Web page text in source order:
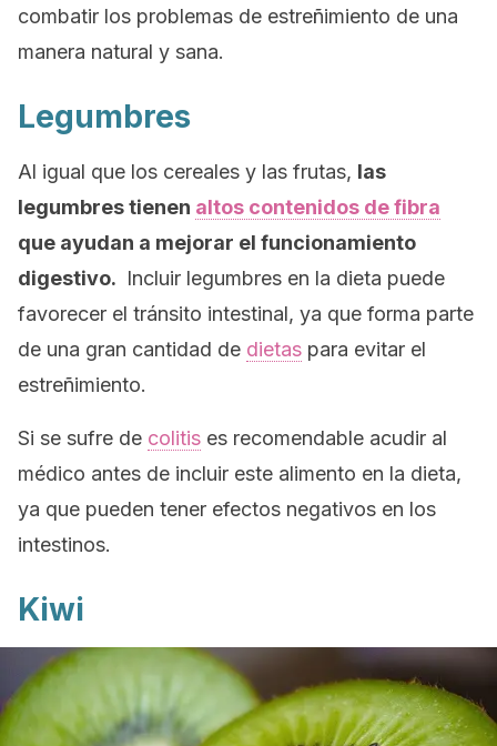
combatir los problemas de estreñimiento de una
manera natural y sana.
Legumbres
Al igual que los cereales y las frutas, las
legumbres tienen altos contenidos de fibra
que ayudan a mejorar el funcionamiento
digestivo. Incluir legumbres en la dieta puede
favorecer el tránsito intestinal, ya que forma parte
de una gran cantidad de dietas para evitar el
estreñimiento.
Si se sufre de colitis es recomendable acudir al
médico antes de incluir este alimento en la dieta,
ya que pueden tener efectos negativos en los
intestinos.
Kiwi